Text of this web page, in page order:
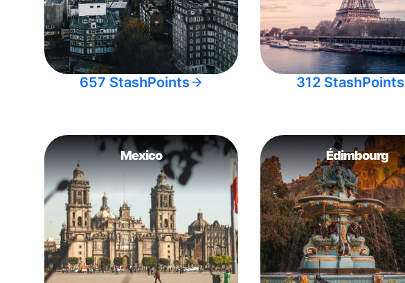
657 StashPoints 312 StashPoints
Mexico Édimbourg